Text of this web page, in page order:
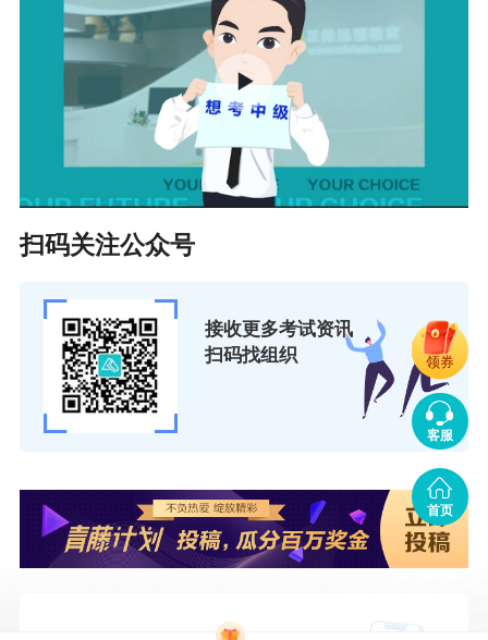
扫码关注公众号
接收更多考试资讯
扫码找组织
客服
首页
领券